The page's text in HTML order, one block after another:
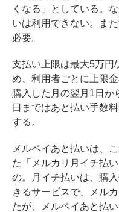
くなる」としている。
いは利用できない。ま
必要。
支払い上限は最大5万円
め、利用者ごとに上限
購入した月の翌月1日か
日まではあと払い手数
する。
メルペイあと払いは、
た「メルカリ月イチ払
の。月イチ払いは、購
きるサービスで、メル
たが、メルペイあと払